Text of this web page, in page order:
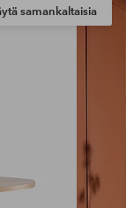
samankaltaisia